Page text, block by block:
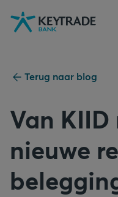
Naar
navigatie
Naar
aanmelden
Naar
inhoud
Terug naar blog
Van
nieuwe